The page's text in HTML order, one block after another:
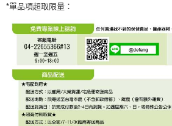
*單品項超取限量：